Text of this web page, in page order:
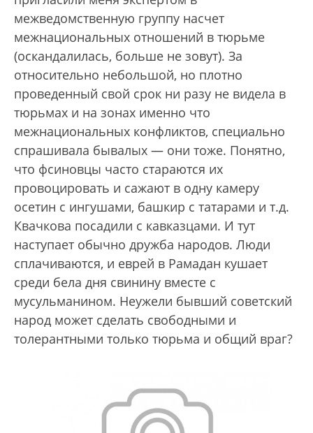
межведомственную группу насчет
межнациональных отношений в тюрьме
(оскандалилась, больше не зовут). За
относительно небольшой, но плотно
проведенный свой срок ни разу не видела в
тюрьмах и на зонах именно что
межнациональных конфликтов, специально
спрашивала бывалых — они тоже. Понятно,
что фсиновцы часто стараются их
провоцировать и сажают в одну камеру
осетин с ингушами, башкир с татарами и т.д.
Квачкова посадили с кавказцами. И тут
наступает обычно дружба народов. Люди
сплачиваются, и еврей в Рамадан кушает
среди бела дня свинину вместе с
мусульманином. Неужели бывший советский
народ может сделать свободными и
толерантными только тюрьма и общий враг?